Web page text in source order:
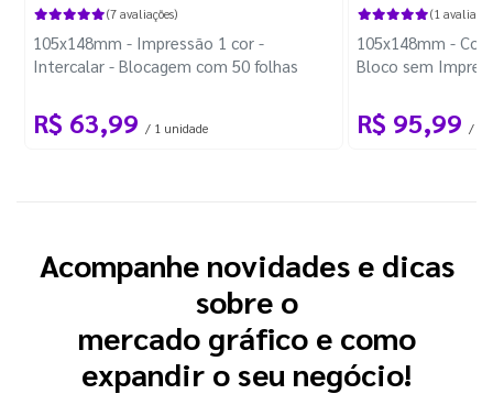
(7 avaliações)
105x148mm - Impressão 1 cor -
Intercalar - Blocagem com 50 folhas
R$ 63,99 / 1 unidade
(1
105x148mm -
Bloco sem
R$ 95,99 / 10
Acompanhe novidades e dicas
sobre o
mercado gráfico e como
expandir o seu negócio!